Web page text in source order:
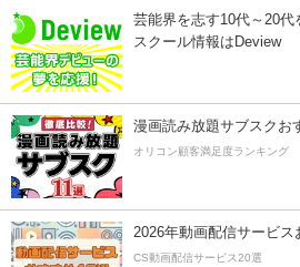
芸能界を志す10代～20代
スクール情報はDeview
漫画読み放題サブスクお
オリコン顧客満足度ランキング
2026年動画配信サービス
CS動画配信サービス20選